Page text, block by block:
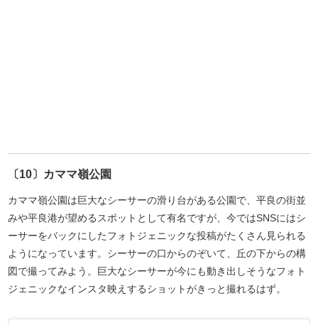
〔10〕カママ嶺公園
カママ嶺公園は巨大なシーサーの滑り台がある公園で、平良の街並
みや平良港が望めるスポットとして有名ですが、今ではSNSにはシ
ーサーをバックにしたフォトジェニックな投稿がたくさん見られる
ようになっています。シーサーの口からのぞいて、丘の下からの構
図で撮ってみよう。巨大なシーサーが今にも動き出しそうなフォト
ジェニックなインスタ映えするショットがきっと撮れるはず。